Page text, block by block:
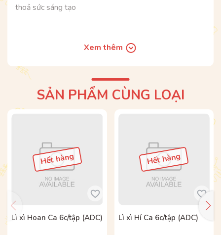
thoả sức sáng tạo
HÃY MUA TRỌN BỘ 03 CUỐN SÁCH HỘI HỌA CỰC
Bộ sách được phát hành tại Hệ thống nhà sách
ADCBook và các nhà sách trên toàn quốc.
Xem thêm
SẢN PHẨM CÙNG LOẠI
Hết hàng
Lì xì Hoan Ca 6c/tập (ADC)
Hết hàng
Lì xì Hí Ca 6c/tập (ADC)